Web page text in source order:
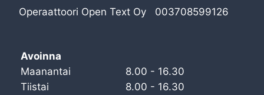
Operaattoori Open Text Oy 003708599126
Avoinna
Maanantai
8.00 - 16.30
Tiistai
8.00 - 16.30